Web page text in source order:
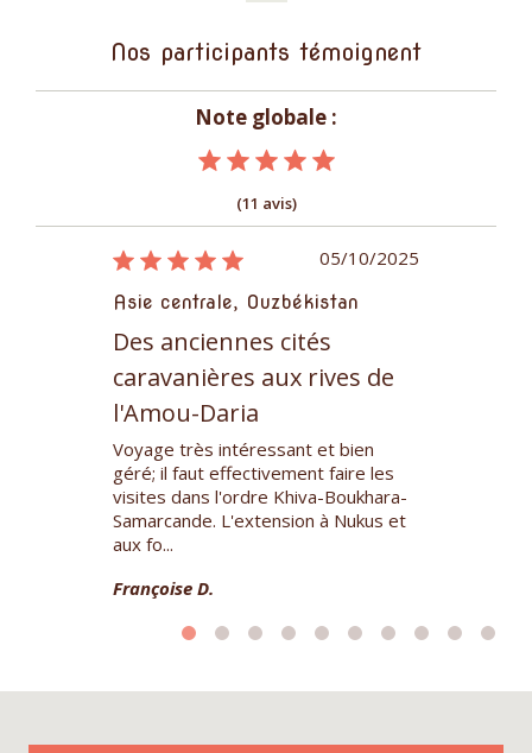
Nos participants témoignent
Note globale :
(11 avis)
05/10/2025
Asie centrale, Ouzbékistan
Des anciennes cités
caravanières aux rives de
l'Amou-Daria
Voyage très intéressant et bien
géré; il faut effectivement faire les
visites dans l'ordre Khiva-Boukhara-
Samarcande. L'extension à Nukus et
aux fo...
Françoise D.